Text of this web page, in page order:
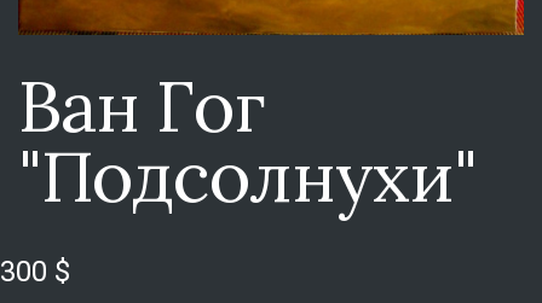
Ван Гог
"Подсолнухи"
300 $